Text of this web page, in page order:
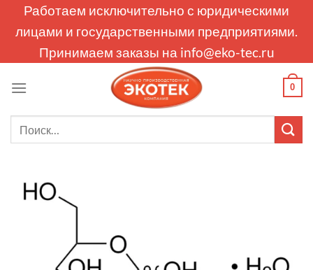
Работаем исключительно с юридическими
лицами и государственными предприятиями.
Принимаем заказы на info@eko-tec.ru
0